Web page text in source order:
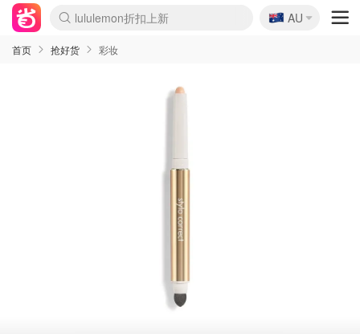
lululemon折扣上新
Sasa美妆护肤3.5折
SSENSE年中2.5折
FreshBeauty好价汇总
Cettire降价+叠9折
WWS Coles超市实拍
viagogo二手票捡漏
Myer超级周末
The Outnet奢牌1折起
David Jones 3折起
Flannels大牌1折
Perfumes Club护肤1折
AMIRO面罩$251
Amazon折扣汇总
eToro入金$200送$50
Amazon数码好物
ICONIC本周7.5折
ThedoubleF高奢地板价
Moose Knuckles 6折
丝芙兰5折起
EUFY摄像头$98
Selenichast首饰2折
Trip机票酒店促销
YSL送5件彩妆礼
Amazon家居好物
Amazon美妆护肤
雅漾大喷$8
过敏原检测盒$33
伊索独家赠50ml沐浴露
科颜氏高保湿面霜$29
SEALIFE海洋馆门票6折
丝塔芙大白罐$16
订阅Newsletter送香薰
Cult Beauty 6.8折
Harrods圣诞日历$525
LN-CC奢牌私促3折
d'Alba空姐喷雾$16
EVE LOM套装£56
Bernardelli独家4折
Adore Beauty 6折起
CT圣诞日历
Mytheresa奢品2.7折
Luxury Escapes 9折
Currentbody美容仪$881
MOON Garden Live
Roborock扫地机$649
Tingo Life水杯$24
Valentino官网5折
CR洗护套装$23
修丽可4件套$159
Myer彩妆2件7折
GANNI官网4.5折
Stylevana韩妆4折
Tessabit高奢8.5折
OGX洗发水$11
Amazon阿德莱德次日达
卡诗8.5折+赠礼
Philips Hue灯具8折
🇦🇺
AU
首页 抢好货 彩妆